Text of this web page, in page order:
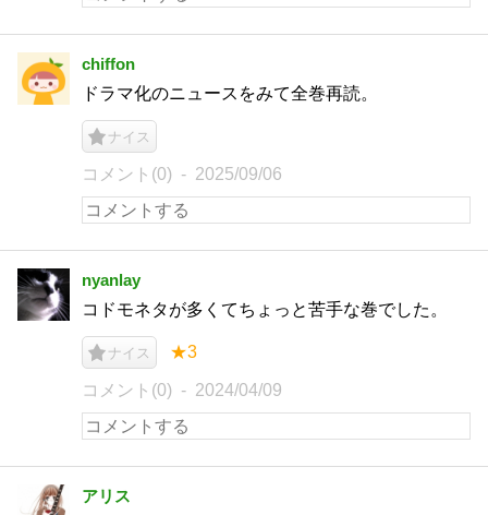
chiffon
ドラマ化のニュースをみて全巻再読。
ナイス
コメント(0) 2025/09/06
nyanlay
コドモネタが多くてちょっと苦手な巻でした。
ナイス ★3
コメント(0) 2024/04/09
アリス